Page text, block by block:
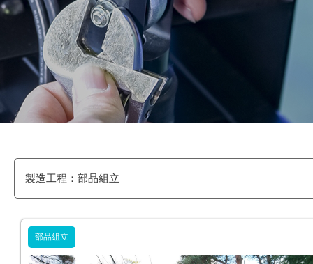
製造工程：部品組立
部品組立